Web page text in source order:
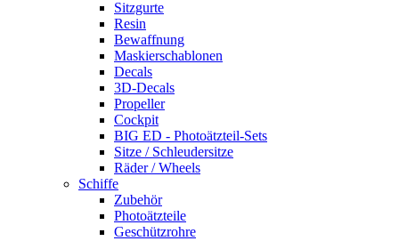
Sitzgurte
Resin
Bewaffnung
Maskierschablonen
Decals
3D-Decals
Propeller
Cockpit
BIG ED - Photoätzteil-Sets
Sitze / Schleudersitze
Räder / Wheels
Schiffe
Zubehör
Photoätzteile
Geschützrohre